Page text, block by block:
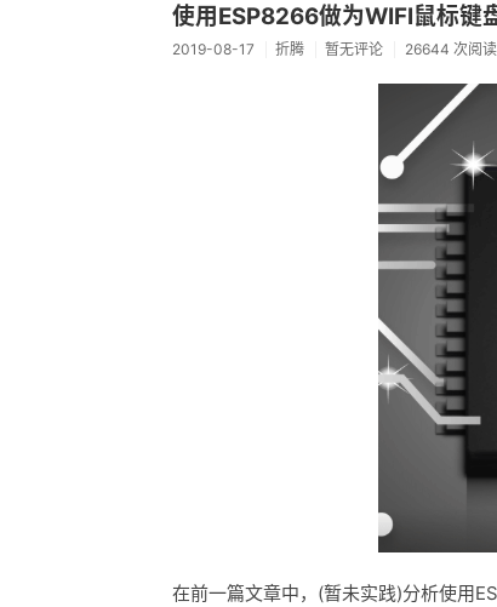
使用ESP8266做为WIFI鼠标键
2019-08-17 折腾 暂无评论 26644 次阅读
在前一篇文章中，(暂未实践)分析使用